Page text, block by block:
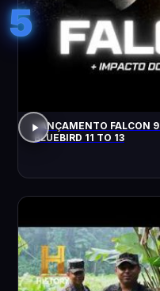
5
LANÇAMENTO FALCON 9 + IMPACTO NA LUA!!!! | MISSÃO
BLUEBIRD 11 TO 13